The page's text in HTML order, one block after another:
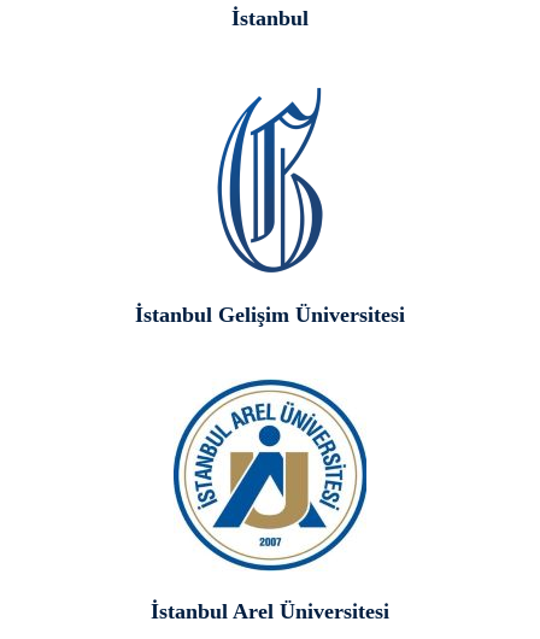
İstanbul
İstanbul Gelişim Üniversitesi
İstanbul Arel Üniversitesi